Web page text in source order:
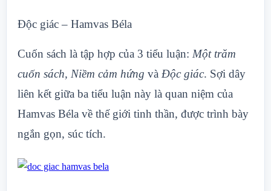
Độc giác – Hamvas Béla
Cuốn sách là tập hợp của 3 tiểu luận: Một trăm
cuốn sách, Niềm cảm hứng và Độc giác. Sợi dây
liên kết giữa ba tiểu luận này là quan niệm của
Hamvas Béla về thế giới tinh thần, được trình bày
ngắn gọn, súc tích.